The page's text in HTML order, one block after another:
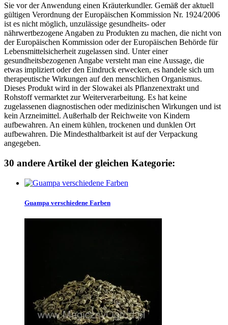
Sie vor der Anwendung einen Kräuterkundler. Gemäß der aktuell
gültigen Verordnung der Europäischen Kommission Nr. 1924/2006
ist es nicht möglich, unzulässige gesundheits- oder
nährwertbezogene Angaben zu Produkten zu machen, die nicht von
der Europäischen Kommission oder der Europäischen Behörde für
Lebensmittelsicherheit zugelassen sind. Unter einer
gesundheitsbezogenen Angabe versteht man eine Aussage, die
etwas impliziert oder den Eindruck erwecken, es handele sich um
therapeutische Wirkungen auf den menschlichen Organismus.
Dieses Produkt wird in der Slowakei als Pflanzenextrakt und
Rohstoff vermarktet zur Weiterverarbeitung. Es hat keine
zugelassenen diagnostischen oder medizinischen Wirkungen und ist
kein Arzneimittel. Außerhalb der Reichweite von Kindern
aufbewahren. An einem kühlen, trockenen und dunklen Ort
aufbewahren. Die Mindesthaltbarkeit ist auf der Verpackung
angegeben.
30 andere Artikel der gleichen Kategorie:
Guampa verschiedene Farben